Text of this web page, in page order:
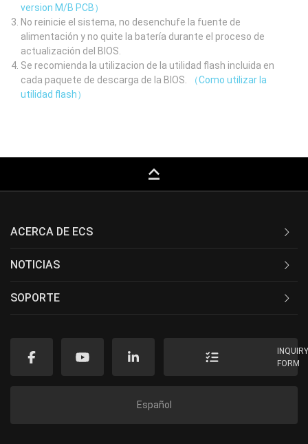
version M/B PCB）
No reinicie el sistema, no desenchufe la fuente de
alimentación y no quite la batería durante el proceso de
actualización del BIOS.
Se recomienda la utilizacion de la utilidad flash incluida en
cada paquete de descarga de la BIOS.
（Como utilizar la
utilidad flash）
keyboard_capslock
ACERCA DE ECS
NOTICIAS
SOPORTE
FORM
Español